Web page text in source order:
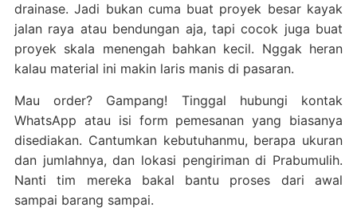
drainase. Jadi bukan cuma buat proyek besar kayak
jalan raya atau bendungan aja, tapi cocok juga buat
proyek skala menengah bahkan kecil. Nggak heran
kalau material ini makin laris manis di pasaran.
Mau order? Gampang! Tinggal hubungi kontak
WhatsApp atau isi form pemesanan yang biasanya
disediakan. Cantumkan kebutuhanmu, berapa ukuran
dan jumlahnya, dan lokasi pengiriman di Prabumulih.
Nanti tim mereka bakal bantu proses dari awal
sampai barang sampai.